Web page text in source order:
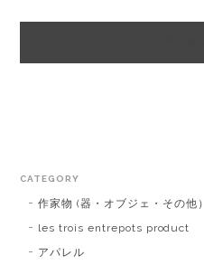
CATEGORY
作家物 (器・オブジェ・その他）
les trois entrepots product
アパレル